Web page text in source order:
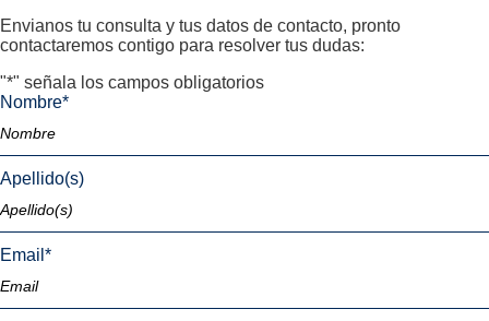
Envianos tu consulta y tus datos de contacto, pronto
contactaremos contigo para resolver tus dudas:
"*" señala los campos obligatorios
Nombre*
Apellido(s)
Email *